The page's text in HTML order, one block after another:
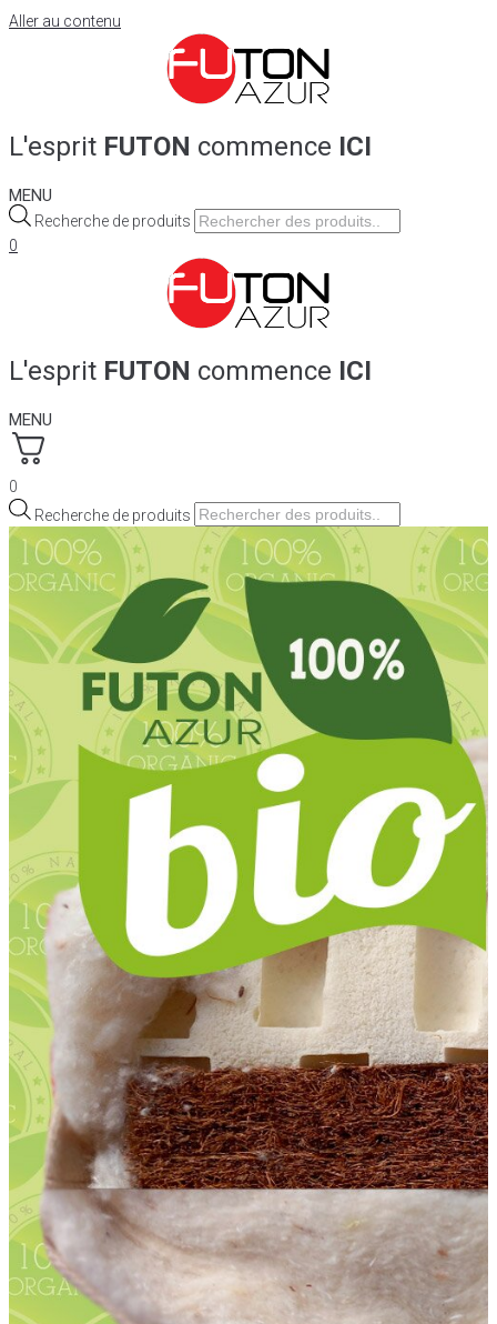
Aller au contenu
L'esprit FUTON commence ICI
MENU
Recherche de produits
0
L'esprit FUTON commence ICI
MENU
0
Recherche de produits